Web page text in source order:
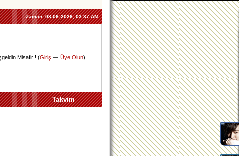
Zaman:08-06-2026, 03:37 AM
Misafir ! (Giriş — Üye Olun)
Takvim